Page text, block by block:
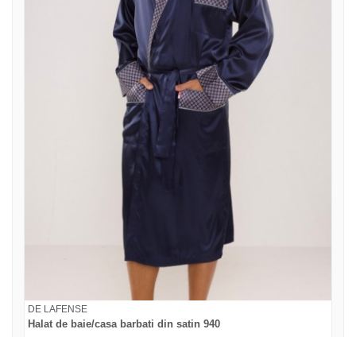
DE LAFENSE
Halat de baie/casa barbati din satin 940